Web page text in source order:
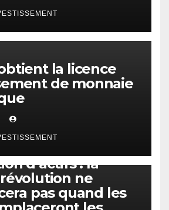
la licence
de monnaie
d’actifs : la
ne
pas quand les